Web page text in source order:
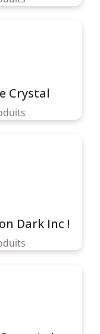
Crystal
Dark Inc !